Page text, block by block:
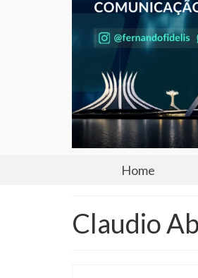
Home
Claudio